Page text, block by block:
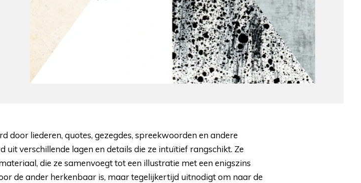
door liederen, quotes, gezegdes, spreekwoorden en andere
verschillende lagen en details die ze intuïtief rangschikt. Ze
die ze samenvoegt tot een illustratie met een enigszins
de ander herkenbaar is, maar tegelijkertijd uitnodigt om naar de